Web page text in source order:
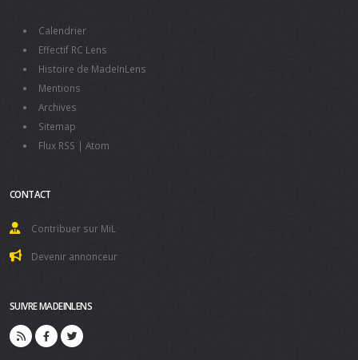
Calendrier
Effectif RC Lens
Histoire de MadeInLens
Mentions
Archives
Sitemap
Flux RSS | Atom
CONTACT
Contribuer sur MiL
Devenir annonceur
SUIVRE MADEINLENS